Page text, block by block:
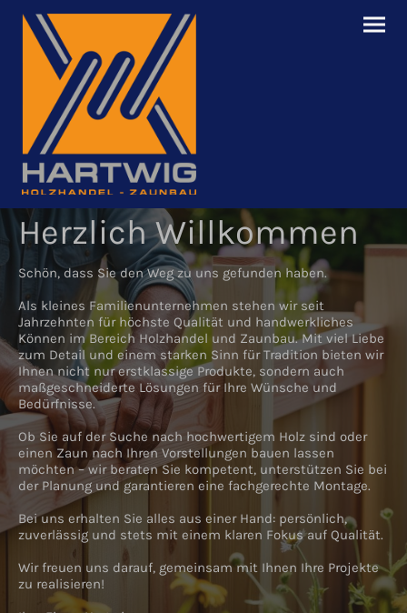
Schön, dass Sie den Weg zu uns gefunden haben.
Als kleines Familienunternehmen stehen wir seit
Jahrzehnten für höchste Qualität und handwerkliches
Können im Bereich Holzhandel und Zaunbau. Mit viel Liebe
zum Detail und einem starken Sinn für Tradition bieten wir
Ihnen nicht nur erstklassige Produkte, sondern auch
maßgeschneiderte Lösungen für Ihre Wünsche und
Bedürfnisse.
Ob Sie auf der Suche nach hochwertigem Holz sind oder
einen Zaun nach Ihren Vorstellungen bauen lassen
möchten – wir beraten Sie kompetent, unterstützen Sie bei
der Planung und garantieren eine fachgerechte Montage.
Bei uns erhalten Sie alles aus einer Hand: persönlich,
zuverlässig und stets mit einem klaren Fokus auf Qualität.
Wir freuen uns darauf, gemeinsam mit Ihnen Ihre Projekte
zu realisieren!
Herzlich Willkommen